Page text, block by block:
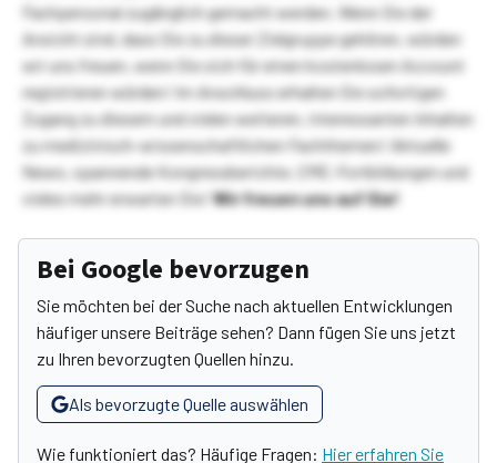
Fachpersonal zugänglich gemacht werden. Wenn Sie der
Ansicht sind, dass Sie zu dieser Zielgruppe gehören, würden
wir uns freuen, wenn Sie sich für einen kostenlosen Account
registrieren würden! Im Anschluss erhalten Sie sofortigen
Zugang zu diesem und vielen weiteren, interessanten Inhalten
zu medizinisch-wissenschaftlichen Fachthemen! Aktuelle
News, spannende Kongressberichte, CME-Fortbildungen und
vieles mehr erwarten Sie!Wir freuen uns auf Sie!
Bei Google bevorzugen
Sie möchten bei der Suche nach aktuellen Entwicklungen
häufiger unsere Beiträge sehen? Dann fügen Sie uns jetzt
zu Ihren bevorzugten Quellen hinzu.
Als bevorzugte Quelle auswählen
Wie funktioniert das? Häufige Fragen: Hier erfahren Sie